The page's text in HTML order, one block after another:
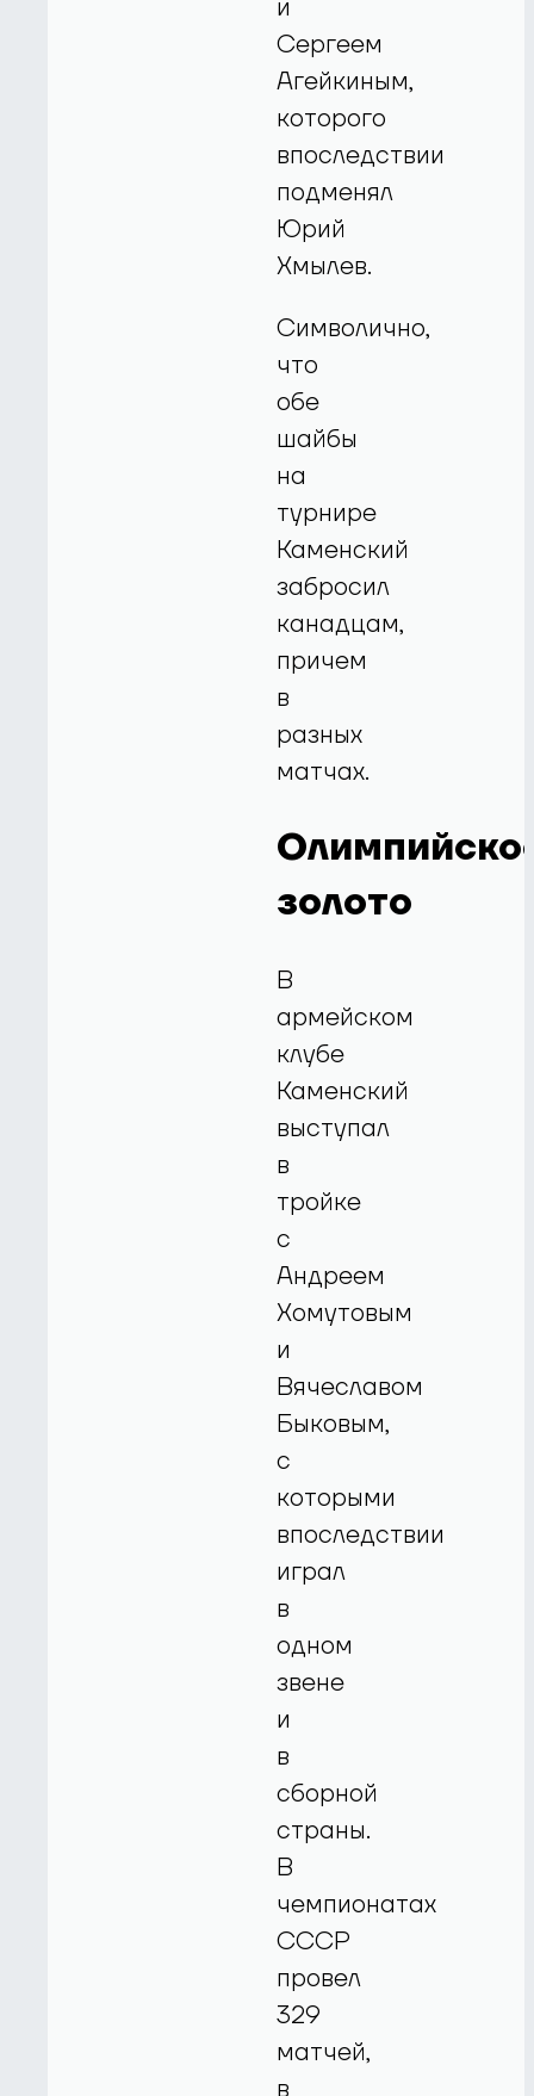
и
Сергеем
Агейкиным,
которого
впоследствии
подменял
Юрий
Хмылев.
Символично,
что
обе
шайбы
на
турнире
Каменский
забросил
канадцам,
причем
в
разных
матчах.
золото
В
армейском
клубе
Каменский
выступал
в
тройке
с
Андреем
Хомутовым
и
Вячеславом
Быковым,
с
которыми
впоследствии
играл
в
одном
звене
и
в
сборной
страны.
В
чемпионатах
СССР
провел
329
матчей,
в